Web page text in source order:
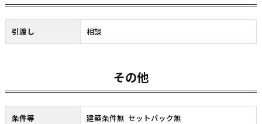
引渡し 相談
その他
条件等 建築条件無 セットバック無